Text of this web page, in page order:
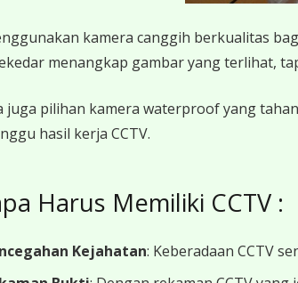
kamera canggih berkualitas
menangkap gambar yang terlihat,
juga pilihan kamera waterproof yang
hasil kerja CCTV.
Harus Memiliki CCTV :
Kejahatan: Keberadaan CCTV